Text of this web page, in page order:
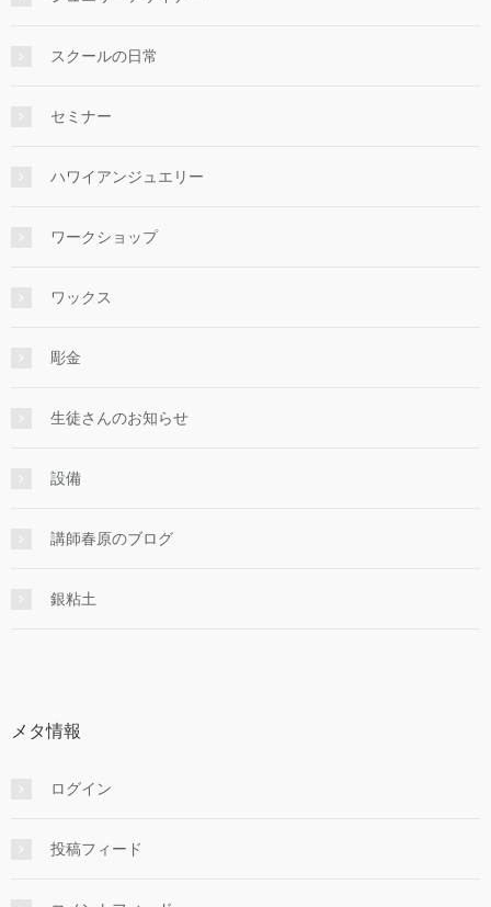
スクールの日常
セミナー
ハワイアンジュエリー
ワークショップ
ワックス
彫金
生徒さんのお知らせ
設備
講師春原のブログ
銀粘土
メタ情報
ログイン
投稿フィード